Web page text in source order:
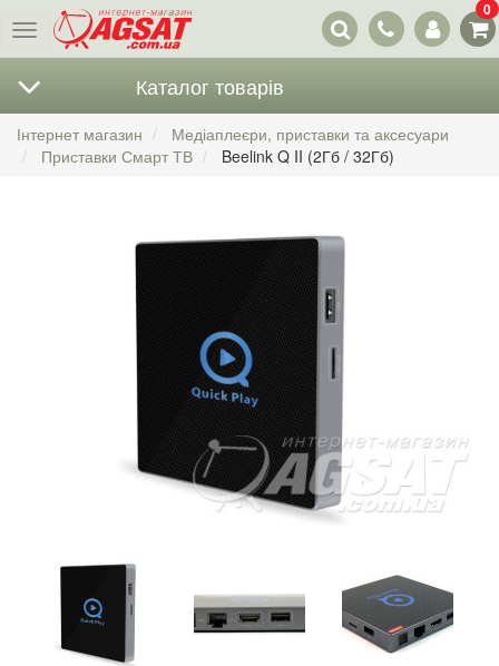
Меню
Наші
контакти
0
Каталог товарів
Інтернет магазин
Медіаплеєри, приставки та аксесуари
Приставки Смарт ТВ
Beelink Q II (2Гб / 32Гб)